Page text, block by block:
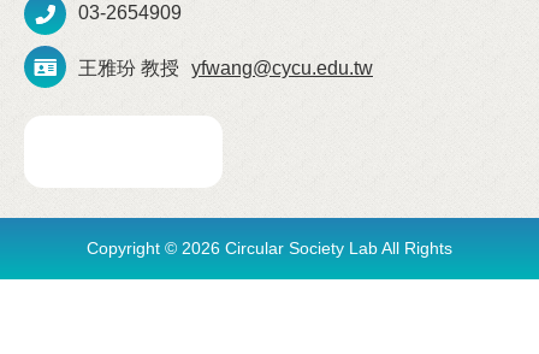
03-2654909
王雅玢 教授 yfwang@cycu.edu.tw
Copyright © 2026 Circular Society Lab All Rights